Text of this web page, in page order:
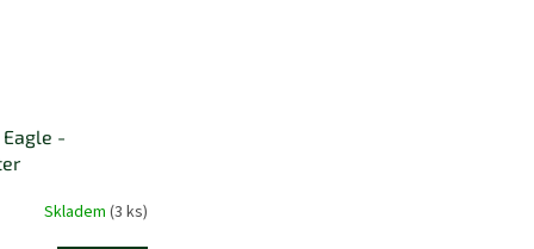
-
Skladem(3 ks)